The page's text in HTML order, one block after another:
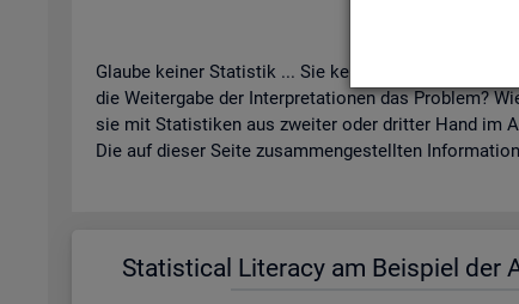
Glau­be kei­ner Sta­tis­tik ... Sie ken­nen die­sen
die Wei­ter­ga­be der In­ter­pre­ta­tio­nen das Pro­blem?
sie mit Sta­tis­ti­ken aus zwei­ter oder drit­ter Hand im
Die auf die­ser Seite zu­sam­men­ge­stell­ten
Sta­ti­s­ti­cal Li­te­r­acy am Bei­spiel der